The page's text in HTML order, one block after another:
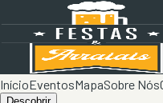
InícioEventosMapaSobre Nós